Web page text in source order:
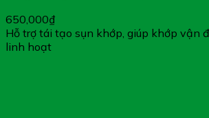
650,000₫
Hỗ trợ tái tạo sụn khớp, giúp khớp vận
linh hoạt